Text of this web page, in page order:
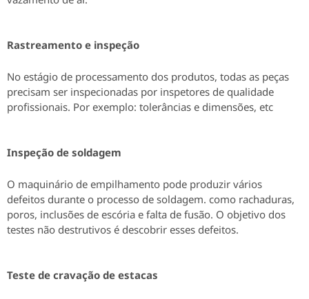
Rastreamento e inspeção
No estágio de processamento dos produtos, todas as peças
precisam ser inspecionadas por inspetores de qualidade
profissionais. Por exemplo: tolerâncias e dimensões, etc
Inspeção de soldagem
O maquinário de empilhamento pode produzir vários
defeitos durante o processo de soldagem. como rachaduras,
poros, inclusões de escória e falta de fusão. O objetivo dos
testes não destrutivos é descobrir esses defeitos.
Teste de cravação de estacas